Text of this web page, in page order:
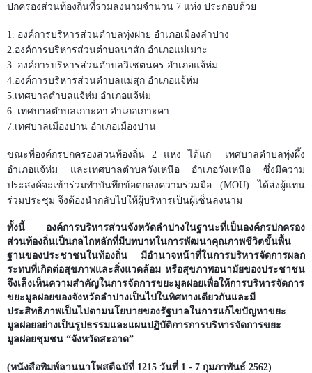
ปกครองส่วนท้องถิ่นที่ร่วมลงนามจำนวน 7 แห่ง ประกอบด้วย
1. องค์การบริหารส่วนตำบลทุ่งฝาย อำเภอเมืองลำปาง
2. องค์การบริหารส่วนตำบลนาสัก อำเภอแม่เมาะ
3. องค์การบริหารส่วนตำบลวิเชตนคร อำเภอแจ้ห่ม
4. องค์การบริหารส่วนตำบลแม่สุก อำเภอแจ้ห่ม
5. เทศบาลตำบลแจ้ห่ม อำเภอแจ้ห่ม
6. เทศบาลตำบลเกาะคา อำเภอเกาะคา
7. เทศบาลเมืองปาน อำเภอเมืองปาน
ขณะที่องค์กรปกครองส่วนท้องถิ่น 2 แห่ง ได้แก่
เทศบาลตำบลทุ่งผึ้ง
อำเภอแจ้ห่ม และเทศบาลตำบลวังเหนือ อำเภอวังเหนือ ซึ่งมีความ
ประสงค์จะเข้าร่วมทำบันทึกข้อตกลงความร่วมมือ (MOU) ได้ส่งผู้แทน
ร่วมประชุม จึงต้องนำกลับไปให้ผู้บริหารเป็นผู้เซ็นลงนาม
ทั้งนี้ องค์การบริหารส่วนจังหวัดลำปางในฐานะที่เป็นองค์กรปกครอง
ส่วนท้องถิ่นเป็นกลไกหลักที่มีบทบาทในการพัฒนาคุณภาพชีวิตขั้นพื้น
ฐานของประชาชนในท้องถิ่น มีอำนาจหน้าที่ในการบริหารจัดการผลก
ระทบที่เกิดต่อสุขภาพและสิ่งแวดล้อม หรือสุขภาพอนามัยของประชาชน
จึงเล็งเห็นความสำคัญในการจัดการขยะมูลฝอยเพื่อให้การบริหารจัดการ
ขยะมูลฝอยของจังหวัดลำปางเป็นไปในทิศทางเดียวกันและมี
ประสิทธิภาพเป็นไปตามนโยบายของรัฐบาลในการแก้ไขปัญหาขยะ
มูลฝอยอย่างเป็นรูปธรรมและแผนปฏิบัติการการบริหารจัดการขยะ
มูลฝอยชุมชน “จังหวัดสะอาด”
(หนังสือพิมพ์ลานนาโพสตืฉบัที่ 1215 วันที่ 1 - 7 กุมภาพันธ์ 2562)